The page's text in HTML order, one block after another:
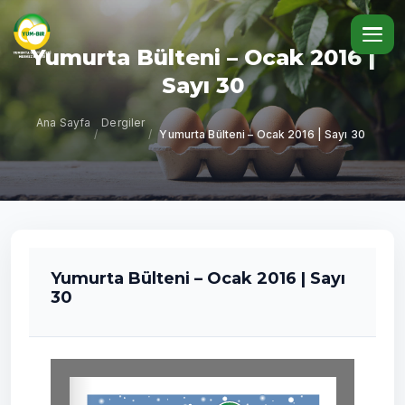
Yumurta Bülteni – Ocak 2016 |
Sayı 30
Ana Sayfa
/
Dergiler
/ Yumurta Bülteni – Ocak 2016 | Sayı 30
Yumurta Bülteni – Ocak 2016 | Sayı
30